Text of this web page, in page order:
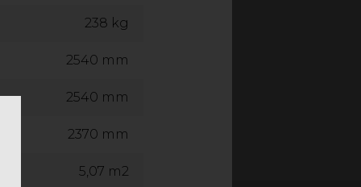
238 kg
2540 mm
2540 mm
2370 mm
5,07 m2